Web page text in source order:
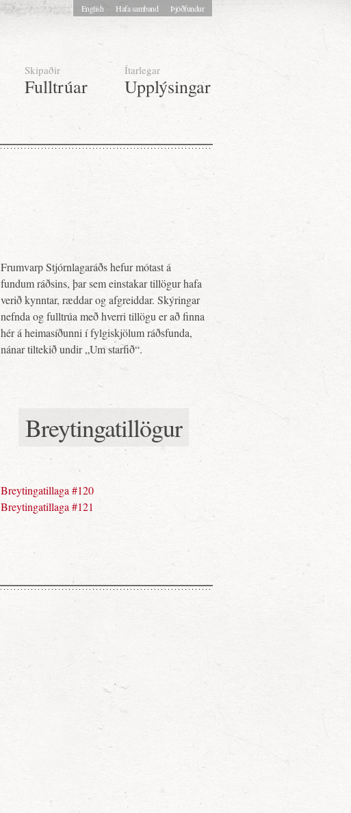
Skipaðir
Fulltrúar
Ítarlegar
Upplýsingar
English Hafa samband Þjóðfundur
Frumvarp Stjórnlagaráðs hefur mótast á
fundum ráðsins, þar sem einstakar tillögur hafa
verið kynntar, ræddar og afgreiddar. Skýringar
nefnda og fulltrúa með hverri tillögu er að finna
hér á heimasíðunni í fylgiskjölum ráðsfunda,
nánar tiltekið undir „Um starfið“.
Breytingatillögur
Breytingatillaga #120
Breytingatillaga #121